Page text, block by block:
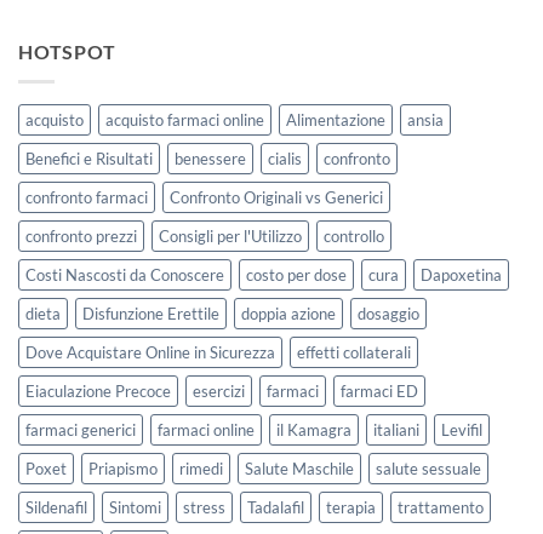
HOTSPOT
acquisto acquisto farmaci online Alimentazione
ansia
Benefici e Risultati
benessere cialis
confronto
confronto farmaci
Confronto Originali vs Generici
confronto prezzi
Consigli per l'Utilizzo
controllo
Costi Nascosti da Conoscere
costo per dose cura
Dapoxetina
dieta
Disfunzione Erettile doppia azione
dosaggio
Dove Acquistare Online in Sicurezza
effetti collaterali
Eiaculazione Precoce
esercizi farmaci
farmaci ED
farmaci generici
farmaci online il Kamagra italiani
Levifil
Poxet
Priapismo rimedi Salute Maschile
salute sessuale
Sildenafil
Sintomi stress Tadalafil terapia
trattamento